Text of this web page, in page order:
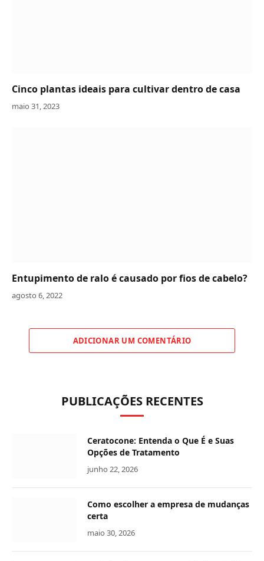
Cinco plantas ideais para cultivar dentro de casa
maio 31, 2023
Entupimento de ralo é causado por fios de cabelo?
agosto 6, 2022
ADICIONAR UM COMENTÁRIO
PUBLICAÇÕES RECENTES
Ceratocone: Entenda o Que É e Suas
Opções de Tratamento
junho 22, 2026
Como escolher a empresa de mudanças
certa
maio 30, 2026